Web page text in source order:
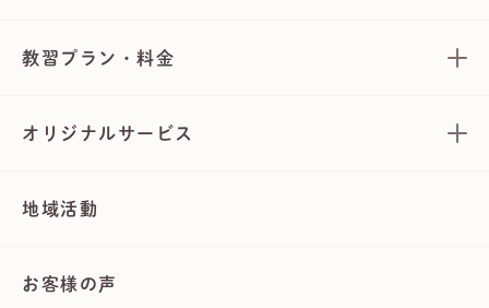
教習プラン・料金
オリジナルサービス
地域活動
お客様の声